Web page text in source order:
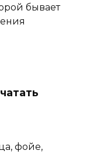
бывает
фойе,